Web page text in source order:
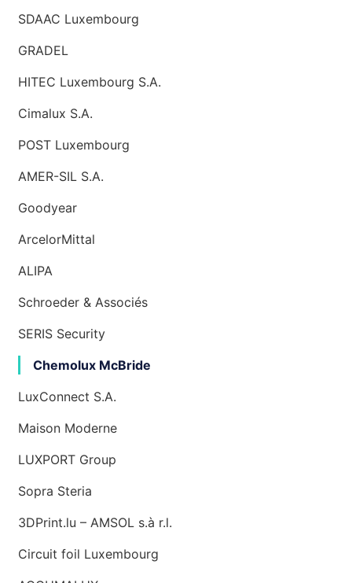
SDAAC Luxembourg
GRADEL
HITEC Luxembourg S.A.
Cimalux S.A.
POST Luxembourg
AMER-SIL S.A.
Goodyear
ArcelorMittal
ALIPA
Schroeder & Associés
SERIS Security
Chemolux McBride
LuxConnect S.A.
Maison Moderne
LUXPORT Group
Sopra Steria
3DPrint.lu – AMSOL s.à r.l.
Circuit foil Luxembourg